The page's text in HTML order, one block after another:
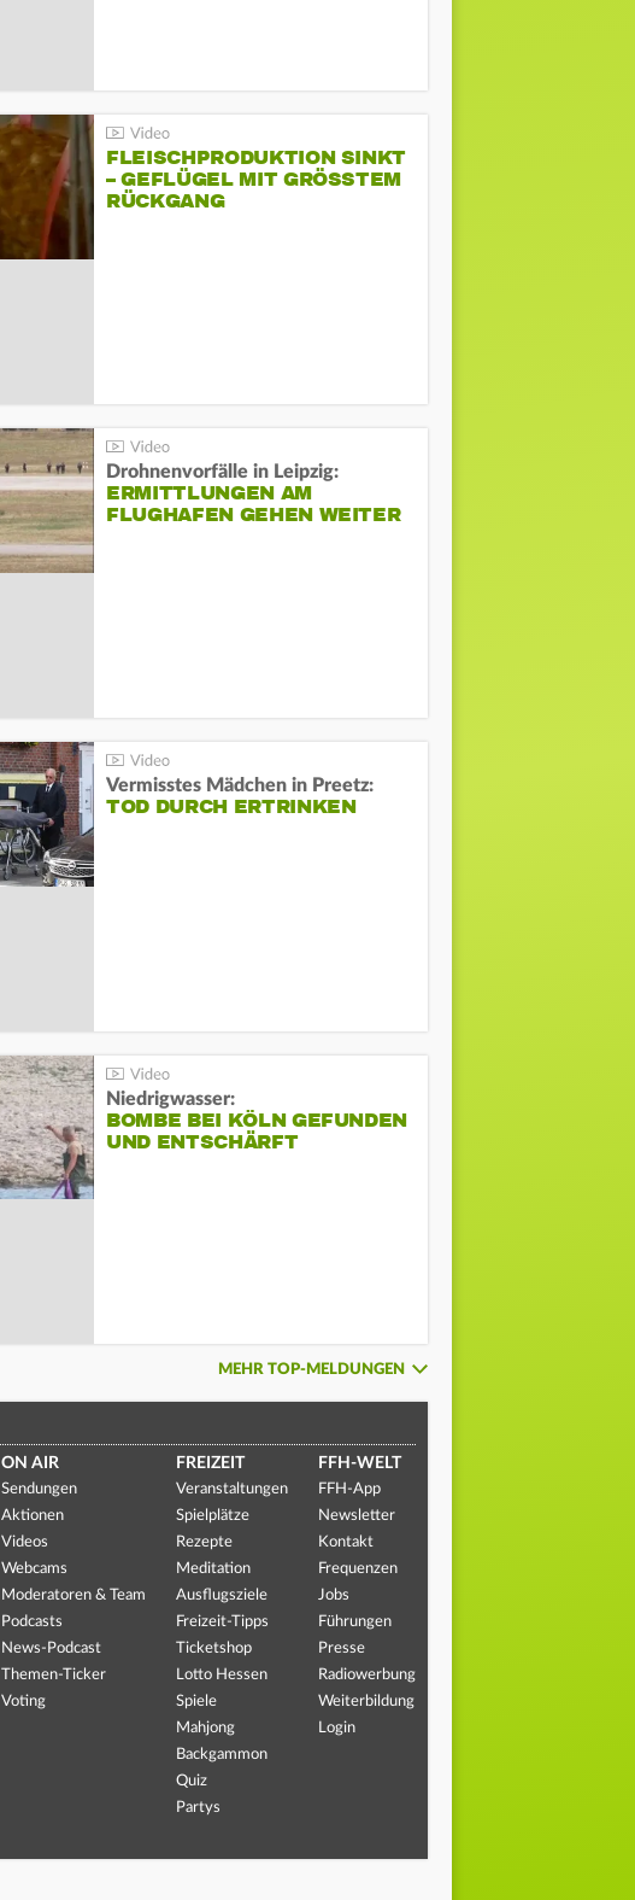
FLEISCHPRODUKTION SINKT
– GEFLÜGEL MIT GRÖSSTEM R
ÜCKGANG
Drohnenvorfälle in Leipzig:
ERMITTLUNGEN AM
FLUGHAFEN GEHEN WEITER
Vermisstes Mädchen in Preetz:
TOD DURCH ERTRINKEN
Niedrigwasser:
BOMBE BEI KÖLN GEFUNDEN
UND ENTSCHÄRFT
MEHR TOP-MELDUNGEN
ON AIR
Sendungen
Aktionen
Videos
Webcams
Moderatoren & Team
Podcasts
News-Podcast
Themen-Ticker
Voting
FREIZEIT
Veranstaltungen
Spielplätze
Rezepte
Meditation
Ausflugsziele
Freizeit-Tipps
Ticketshop
Lotto Hessen
Spiele
Mahjong
Backgammon
Quiz
Partys
FFH-WELT
FFH-App
Newsletter
Kontakt
Frequenzen
Jobs
Führungen
Presse
Radiowerbung
Weiterbildung
Login